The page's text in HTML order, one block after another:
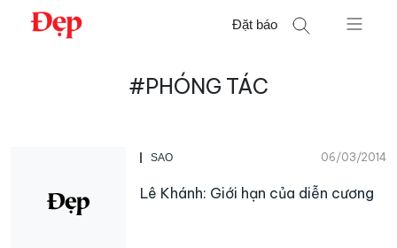
Chuyển
Đặt báo
#PHÓNG TÁC
SAO 06/03/2014
Lê Khánh: Giới hạn của diễn cương